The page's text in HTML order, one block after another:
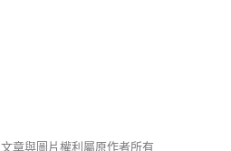
文章與圖片權利屬原作者所有